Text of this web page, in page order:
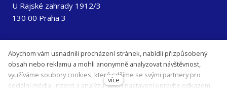
U Rajské zahrady 1912/3
130 00 Praha 3
+420 725 141 650
acto@acto.cz
www.acto.cz
Abychom vám usnadnili procházení stránek, nabídli přizpůsobený
obsah nebo reklamu a mohli anonymně analyzovat návštěvnost,
využíváme soubory cookies, které sdílíme se svými partnery pro
sociální média, inzerci a analýzu. Jejich nastavení upravíte odkazem
více